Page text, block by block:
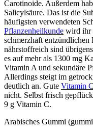
Carotinoide. Außerdem
Salicylsäure. Das ist die
häufigsten verwendeten
Pflanzenheilkunde wird ihr
schmerzhaft entzündlichen
nährstoffreich sind
es auf mehr als 1300 mg
Vitamin A und sekundäre
Allerdings steigt im
deutlich an. Gute Vitamin C
nicht. Selbst frisch
9 g Vitamin C.
Arabisches Gummi